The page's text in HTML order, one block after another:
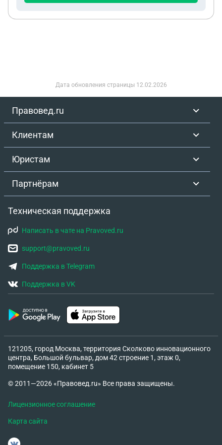
ипотечных средств.
Дата обновления страницы 12.02.2026
Правовед.ru
Клиентам
Юристам
Партнёрам
Техническая поддержка
Написать в чате на Pravoved.ru
support@pravoved.ru
Поддержка в Telegram
Поддержка в VK
121205, город Москва, территория Сколково инновационного
центра, Большой бульвар, дом 42 строение 1, этаж 0,
помещение 150, кабинет 5
© 2011—2026 «Правовед.ru» Все права защищены.
Лицензионное соглашение
Карта сайта